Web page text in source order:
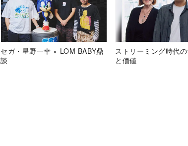
セガ・星野一幸 × LOM BABY鼎
談
ストリーミング時代
と価値